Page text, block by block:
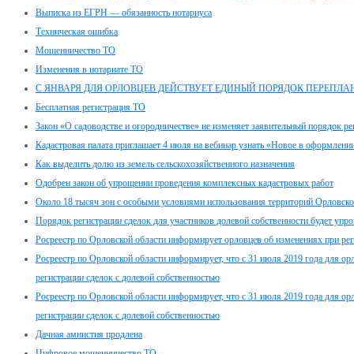
Выписка из ЕГРН — обязанность нотариуса
Техническая ошибка
Мошенничество ТО
Изменения в нотариате ТО
С ЯНВАРЯ ДЛЯ ОРЛОВЦЕВ ДЕЙСТВУЕТ ЕДИНЫЙ ПОРЯДОК
Бесплатная регистрация ТО
Закон «О садоводстве и огородничестве» не изменяет заявительный порядок
Кадастровая палата приглашает 4 июля на вебинар узнать «Новое в
Как выделить долю из земель сельскохозяйственного назначения
Одобрен закон об упрощении проведения комплексных кадастровых работ
Около 18 тысяч зон с особыми условиями использования территорий
Порядок регистрации сделок для участников долевой собственности будет
Росреестр по Орловской области информирует орловцев об изменениях при
Росреестр по Орловской области информирует, что с 31 июля 2019 года для
регистрации сделок с долевой собственностью
Росреестр по Орловской области информирует, что с 31 июля 2019 года для
регистрации сделок с долевой собственностью
Дачная амнистия продлена